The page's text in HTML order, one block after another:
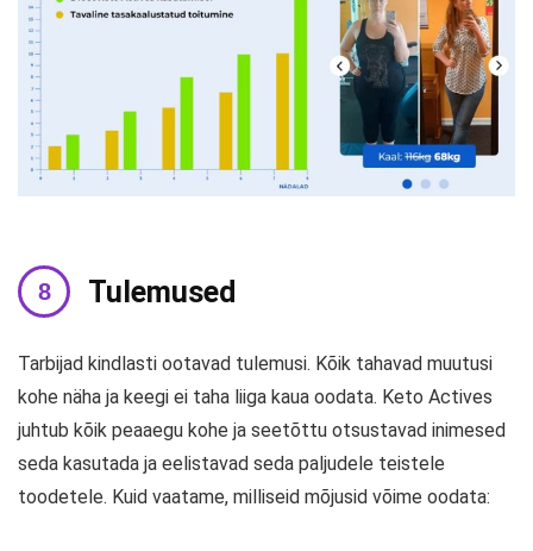
Tulemused
Tarbijad kindlasti ootavad tulemusi. Kõik tahavad muutusi
kohe näha ja keegi ei taha liiga kaua oodata. Keto Actives
juhtub kõik peaaegu kohe ja seetõttu otsustavad inimesed
seda kasutada ja eelistavad seda paljudele teistele
toodetele. Kuid vaatame, milliseid mõjusid võime oodata: